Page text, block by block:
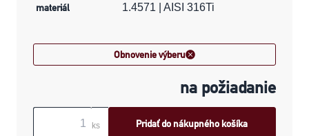
materiál 1.4571 | AISI 316Ti
Obnovenie výberu
na požiadanie
ks Pridať do nákupného košíka